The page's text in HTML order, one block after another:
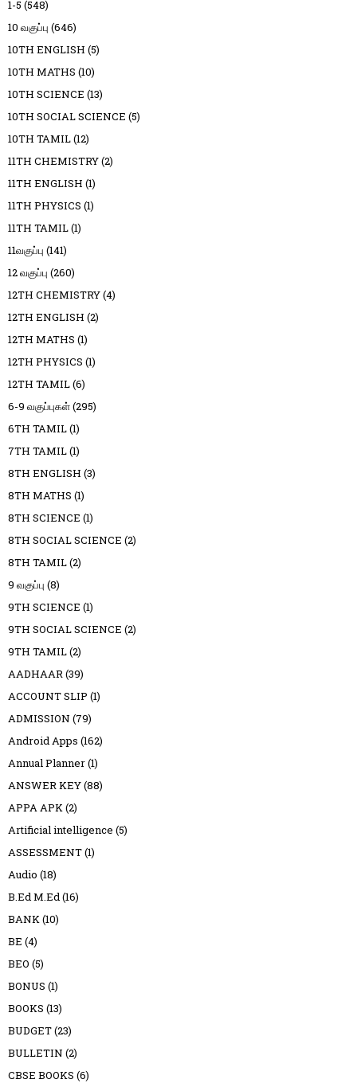
1-5 (548)
10 வகுப்பு (646)
10TH ENGLISH (5)
10TH MATHS (10)
10TH SCIENCE (13)
10TH SOCIAL SCIENCE (5)
10TH TAMIL(12)
11TH CHEMISTRY(2)
11TH ENGLISH (1)
11TH PHYSICS (1)
11TH TAMIL(1)
11வகுப்பு (141)
12 வகுப்பு (260)
12TH CHEMISTRY(4)
12TH ENGLISH (2)
12TH MATHS (1)
12TH PHYSICS (1)
12TH TAMIL(6)
6-9 வகுப்புகள்(295)
6TH TAMIL(1)
7TH TAMIL(1)
8TH ENGLISH (3)
8TH MATHS (1)
8TH SCIENCE (1)
8TH SOCIAL SCIENCE (2)
8TH TAMIL(2)
9 வகுப்பு (8)
9TH SCIENCE (1)
9TH SOCIAL SCIENCE (2)
9TH TAMIL(2)
AADHAAR(39)
ACCOUNT SLIP (1)
ADMISSION (79)
Android Apps (162)
Annual Planner(1)
ANSWER KEY(88)
APPA APK(2)
Artificial intelligence (5)
ASSESSMENT(1)
Audio (18)
B.Ed M.Ed(16)
BANK(10)
BE (4)
BEO (5)
BONUS (1)
BOOKS (13)
BUDGET(23)
BULLETIN (2)
CBSE BOOKS (6)